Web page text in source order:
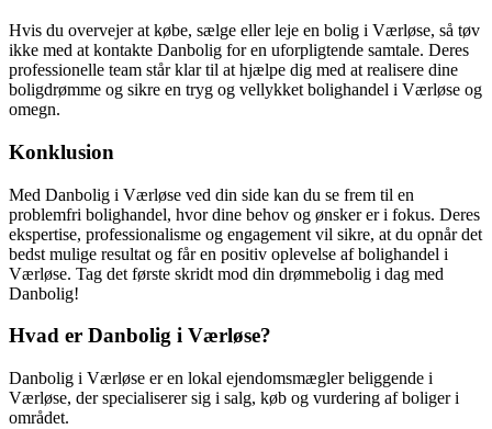
Hvis du overvejer at købe, sælge eller leje en bolig i Værløse, så tøv
ikke med at kontakte Danbolig for en uforpligtende samtale. Deres
professionelle team står klar til at hjælpe dig med at realisere dine
boligdrømme og sikre en tryg og vellykket bolighandel i Værløse og
omegn.
Konklusion
Med Danbolig i Værløse ved din side kan du se frem til en
problemfri bolighandel, hvor dine behov og ønsker er i fokus. Deres
ekspertise, professionalisme og engagement vil sikre, at du opnår det
bedst mulige resultat og får en positiv oplevelse af bolighandel i
Værløse. Tag det første skridt mod din drømmebolig i dag med
Danbolig!
Hvad er Danbolig i Værløse?
Danbolig i Værløse er en lokal ejendomsmægler beliggende i
Værløse, der specialiserer sig i salg, køb og vurdering af boliger i
området.